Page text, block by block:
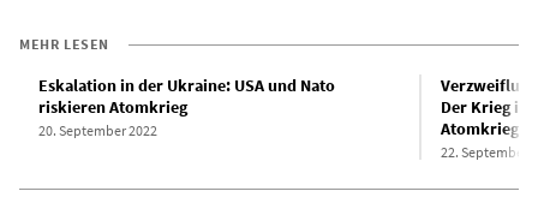
MEHR LESEN
Eskalation in der Ukraine: USA und Nato
riskieren Atomkrieg
20. September 2022
Der Krieg in
Atomkrieg
22. September